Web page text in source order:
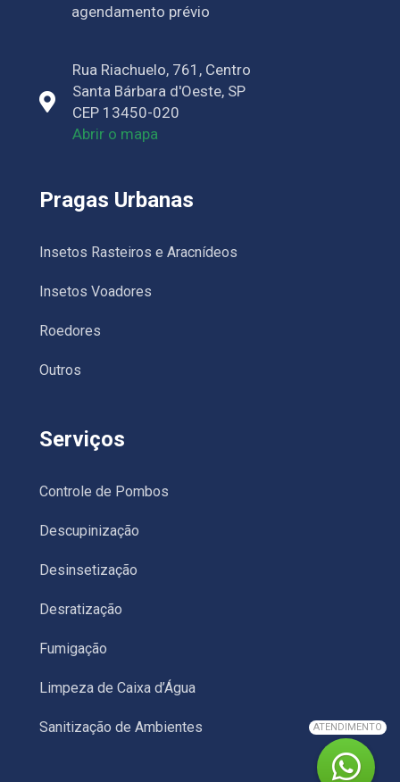
agendamento prévio
Rua Riachuelo, 761, Centro
Santa Bárbara d'Oeste, SP
CEP 13450-020
Abrir o mapa
Pragas Urbanas
Insetos Rasteiros e Aracnídeos
Insetos Voadores
Roedores
Outros
Serviços
Controle de Pombos
Descupinização
Desinsetização
Desratização
Fumigação
Limpeza de Caixa d’Água
Sanitização de Ambientes ATENDIMENTO